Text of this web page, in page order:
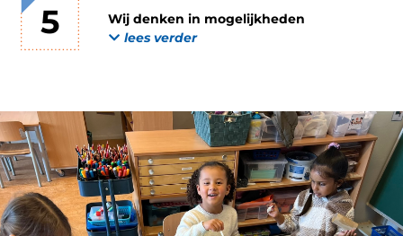
5
Wij denken in mogelijkheden
lees verder